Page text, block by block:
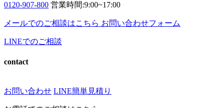
0120-907-800 営業時間:9:00~17:00
メールでのご相談はこちら お問い合わせフォーム
LINEでのご相談
contact
お問い合わせ LINE簡単見積り